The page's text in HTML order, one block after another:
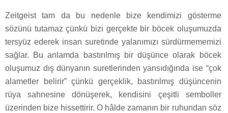
Zeitgeist tam da bu nedenle bize kendimizi gösterme
sözünü tutamaz çünkü bizi gerçekte bir böcek oluşumuzda
tersyüz ederek insan suretinde yalanımızı sürdürmememizi
sağlar. Bu anlamda bastırılmış bir düşünce olarak böcek
oluşumuz dış dünyanın suretlerinden yansıdığında ise “çok
alametler belirir” çünkü gerçeklik, bastırılmış düşüncenin
rüya sahnesine dönüşerek, kendisini çeşitli semboller
üzerinden bize hissettirir. O hâlde zamanın bir ruhundan söz